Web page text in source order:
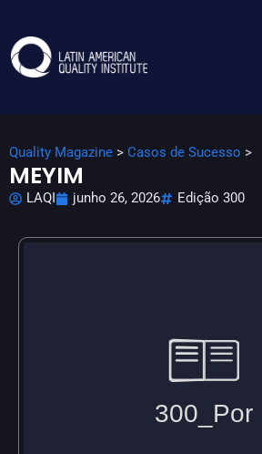
Quality Magazine > Casos de Sucesso >
MEYIM
LAQI junho 26, 2026 Edição 300